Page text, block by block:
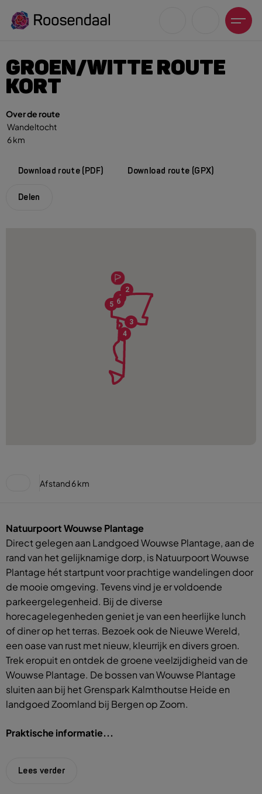
Zoeksuggesties
UITagenda
Winkeltijden en koopzondagen
GROEN/WITTE ROUTE
KORT
Over de route
Wandeltocht
6 km
Download route (PDF) Download route (GPX)
Delen
1
2
3
4
5 6
Afstand6 km
Natuurpoort Wouwse Plantage
Direct gelegen aan Landgoed Wouwse Plantage, aan de
rand van het gelijknamige dorp, is Natuurpoort Wouwse
Plantage hét startpunt voor prachtige wandelingen door
de mooie omgeving. Tevens vind je er voldoende
parkeergelegenheid. Bij de diverse
horecagelegenheden geniet je van een heerlijke lunch
of diner op het terras. Bezoek ook de Nieuwe Wereld,
een oase van rust met nieuw, kleurrijk en divers groen.
Trek eropuit en ontdek de groene veelzijdigheid van de
Wouwse Plantage. De bossen van Wouwse Plantage
sluiten aan bij het Grenspark Kalmthoutse Heide en
landgoed Zoomland bij Bergen op Zoom.
Praktische informatie...
Lees verder